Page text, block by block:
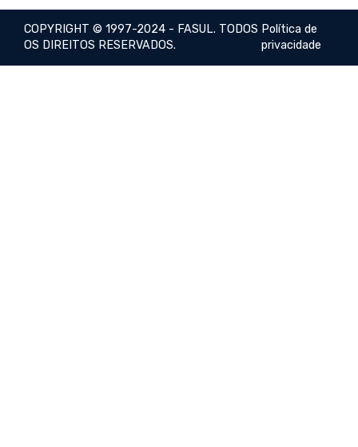
COPYRIGHT © 1997-2024 - FASUL. TODOS
OS DIREITOS RESERVADOS.
Política de
privacidade